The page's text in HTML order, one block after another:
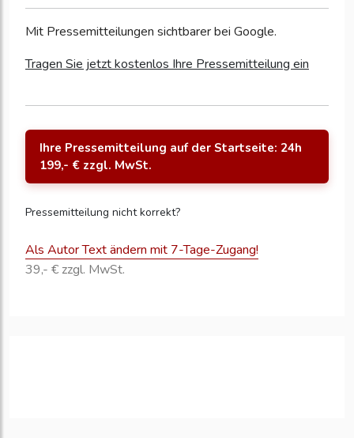
Mit Pressemitteilungen sichtbarer bei Google.
Tragen Sie jetzt kostenlos Ihre Pressemitteilung ein
Ihre Pressemitteilung auf der Startseite: 24h
199,- € zzgl. MwSt.
Pressemitteilung nicht korrekt?
Als Autor Text ändern mit 7-Tage-Zugang!
39,- € zzgl. MwSt.